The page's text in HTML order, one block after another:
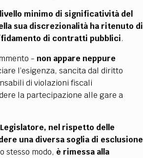
minimo di significatività del
sua discrezionalità ha ritenuto di
di contratti pubblici.
- non appare neppure
l’esigenza, sancita dal diritto
di violazioni fiscali
la partecipazione alle gare a
nel rispetto delle
una diversa soglia di esclusione
stesso modo, è rimessa alla